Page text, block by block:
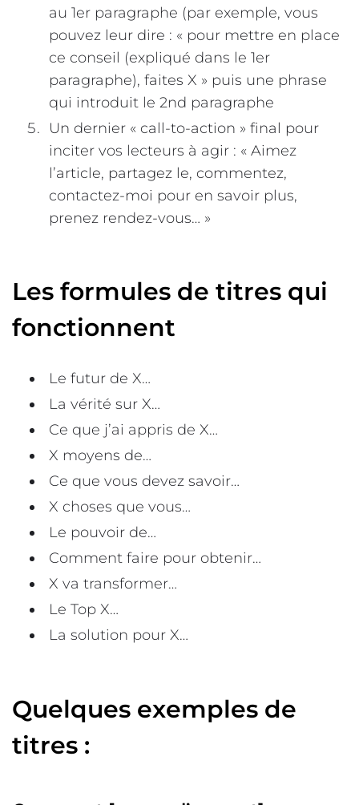
au 1er paragraphe (par exemple, vous
pouvez leur dire : « pour mettre en place
ce conseil (expliqué dans le 1er
paragraphe), faites X » puis une phrase
qui introduit le 2nd paragraphe
Un dernier « call-to-action » final pour
inciter vos lecteurs à agir : « Aimez
l’article, partagez le, commentez,
contactez-moi pour en savoir plus,
prenez rendez-vous… »
Les formules de titres qui
fonctionnent
Le futur de X…
La vérité sur X…
Ce que j’ai appris de X…
X moyens de…
Ce que vous devez savoir…
X choses que vous…
Le pouvoir de…
Comment faire pour obtenir…
X va transformer…
Le Top X…
La solution pour X…
Quelques exemples de
titres :